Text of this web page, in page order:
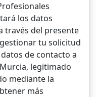
los datos
través del presente
tu solicitud
de contacto a
legitimado
mediante la
más